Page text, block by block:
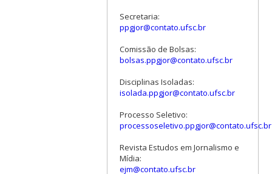
Secretaria:
ppgjor@contato.ufsc.br
Comissão de Bolsas:
bolsas.ppgjor@contato.ufsc.br
Disciplinas Isoladas:
isolada.ppgjor@contato.ufsc.br
Processo Seletivo:
processoseletivo.ppgjor@contato.ufsc.br
Revista Estudos em Jornalismo e
Mídia:
ejm@contato.ufsc.br